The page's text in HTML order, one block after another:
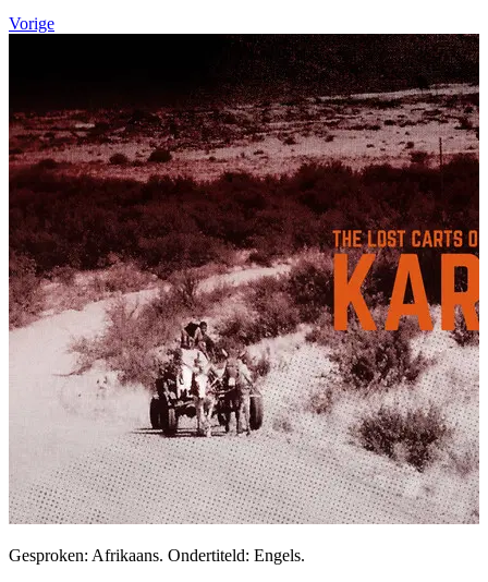
Vorige
Gesproken: Afrikaans. Ondertiteld: Engels.